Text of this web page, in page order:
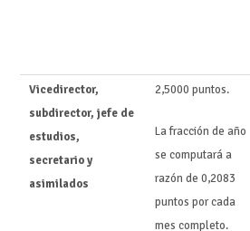
Vicedirector,
subdirector, jefe de
estudios,
secretario y
asimilados
2,5000 puntos.
La fracción de año
se computará a
razón de 0,2083
puntos por cada
mes completo.